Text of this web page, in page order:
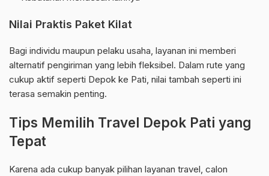
Nilai Praktis Paket Kilat
Bagi individu maupun pelaku usaha, layanan ini memberi
alternatif pengiriman yang lebih fleksibel. Dalam rute yang
cukup aktif seperti Depok ke Pati, nilai tambah seperti ini
terasa semakin penting.
Tips Memilih Travel Depok Pati yang
Tepat
Karena ada cukup banyak pilihan layanan travel, calon